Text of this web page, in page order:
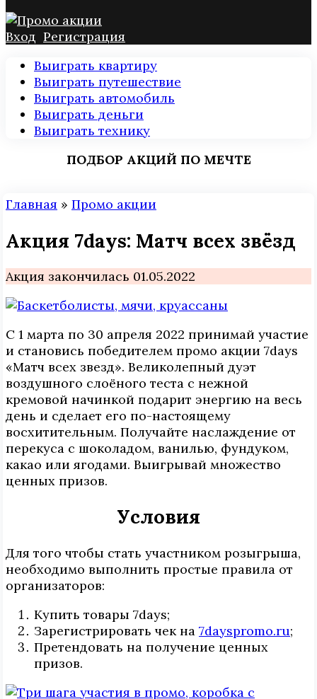
Вход Регистрация
Выиграть квартиру
Выиграть путешествие
Выиграть автомобиль
Выиграть деньги
Выиграть технику
ПОДБОР АКЦИЙ ПО МЕЧТЕ
Главная » Промо акции
Акция 7days: Матч всех звёзд
Акция закончилась 01.05.2022
С 1 марта по 30 апреля 2022 принимай участие
и становись победителем промо акции 7days
«Матч всех звезд». Великолепный дуэт
воздушного слоёного теста с нежной
кремовой начинкой подарит энергию на весь
день и сделает его по-настоящему
восхитительным. Получайте наслаждение от
перекуса с шоколадом, ванилью, фундуком,
какао или ягодами. Выигрывай множество
ценных призов.
Условия
Для того чтобы стать участником розыгрыша,
необходимо выполнить простые правила от
организаторов:
Купить товары 7days;
Зарегистрировать чек на 7dayspromo.ru;
Претендовать на получение ценных
призов.